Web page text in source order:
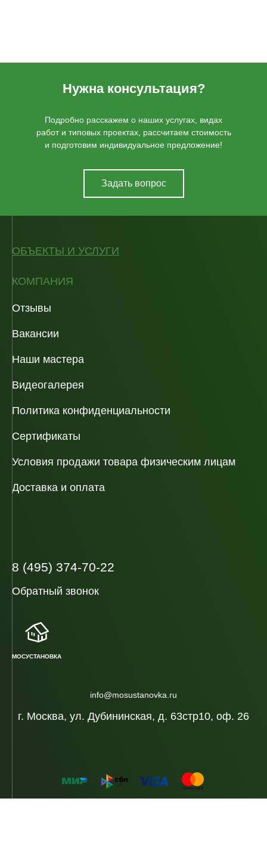
Нужна консультация?
Подробно расскажем о наших услугах, видах
работ и типовых проектах, рассчитаем стоимость
и подготовим индивидуальное предложение!
Задать вопрос
ОБЪЕКТЫ И УСЛУГИ
КОМПАНИЯ
Отзывы
Вакансии
Наши мастера
Видеогалерея
Политика конфиденциальности
Сертификаты
Условия продажи товара физическим лицам
Доставка и оплата
г. Москва, ул. Дубининская, д. 63стр10, оф. 26
info@mosustanovka.ru
8 (495) 374-70-22
Обратный звонок
МОСУСТАНОВКА